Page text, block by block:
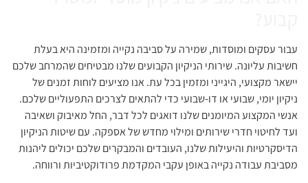
עבור עסקים ומוסדות, שמירה על סביבה נקייה ומזמינה היא בעלת
חשיבות עליונה. שירותי הניקיון הקבועים שלנו מבטיחים שהמרחב שלכם
יישאר מקצועי, היגייני ומזמין בכל עת. אנו מציעים לוחות זמנים של
ניקיון יומי, שבועי או דו-שבועי כדי להתאים לצרכים התפעוליים שלכם.
אנשי המקצוע המיומנים שלנו דואגים לכל דבר, החל מאיבוק ושאיבה
ועד לחיטוי חדרי שירותים ומילוי מחדש של אספקה. עם שיטות הניקיון
הדיסקרטיות והיעילות שלנו, העובדים והמבקרים שלכם יכולים ליהנות
מסביבת עבודה נקייה באופן עקבי המקדמת פרודוקטיביות ורווחה.